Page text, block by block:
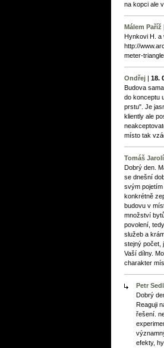
na kopci ale
Málem Paříž
Hynkovi H. a
http://
meter-
Ondřej | 18.
Budova
do konceptu
prstu". Je
kliently ale
místo tak
Tomáš
Dobrý den.
se dnešní
svým
konkrétně
budovu v
množství
povolení,
služeb a
stejný počet,
Vaší dílny.
charakter
Petr
Dobrý
Reaguji
řešení.
efekty,